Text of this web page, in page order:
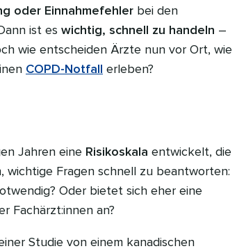
oder Einnahmefehler bei den
ist es wichtig, schnell zu handeln –
wie entscheiden Ärzte nun vor Ort, wie
COPD-Notfall erleben?
Jahren eine Risikoskala entwickelt, die
wichtige Fragen schnell zu beantworten:
Oder bietet sich eher eine
Fachärzt:innen an?
Studie von einem kanadischen